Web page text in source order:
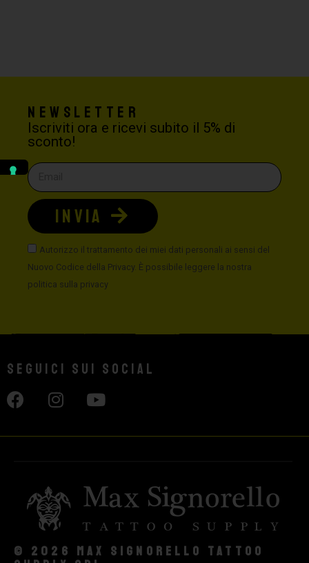
Newsletter
Iscriviti ora e ricevi subito il 5% di
sconto!
Autorizzo il trattamento dei miei dati personali ai sensi del
Nuovo Codice della Privacy. È possibile leggere la nostra
politica sulla privacy
INVIA
Seguici sui social
© 2026 Max Signorello Tattoo